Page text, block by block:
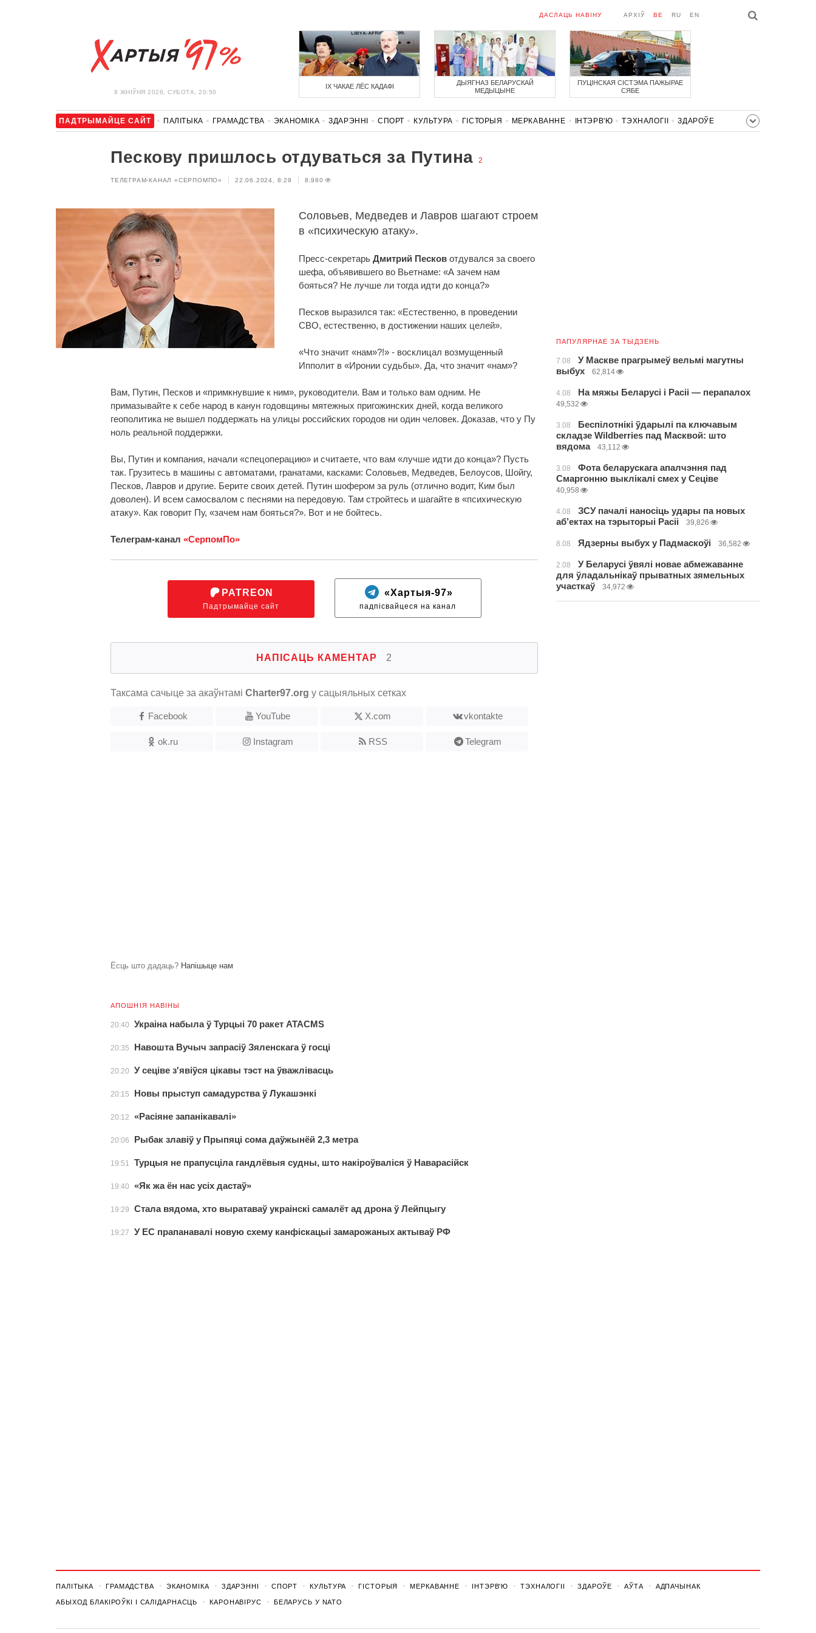
8 ЖНIЎНЯ 2026, СУБОТА, 20:50
ДАСЛАЦЬ НАВІНУ АРХІЎ BE RU EN
ІХ ЧАКАЕ ЛЁС КАДАФІ
ДЫЯГНАЗ БЕЛАРУСКАЙ
МЕДЫЦЫНЕ
ПУЦІНСКАЯ СІСТЭМА ПАЖЫРАЕ
СЯБЕ
ПАДТРЫМАЙЦЕ САЙТ ПАЛІТЫКА ГРАМАДСТВА ЭКАНОМІКА ЗДАРЭННI СПОРТ КУЛЬТУРА ГІСТОРЫЯ МЕРКАВАННЕ ІНТЭРВ'Ю ТЭХНАЛОГІІ
ЗДАРОЎЕ
Пескову пришлось отдуваться за Путина 2
ТЕЛЕГРАМ-КАНАЛ «СЕРПОМПО» 22.06.2024, 8:29 8,980
Соловьев, Медведев и Лавров шагают строем
в «психическую атаку».
Пресс-секретарь Дмитрий Песков отдувался за своего
шефа, объявившего во Вьетнаме: «А зачем нам
бояться? Не лучше ли тогда идти до конца?»
Песков выразился так: «Естественно, в проведении
СВО, естественно, в достижении наших целей».
«Что значит «нам»?!» - восклицал возмущенный
Ипполит в «Иронии судьбы». Да, что значит «нам»?
Вам, Путин, Песков и «примкнувшие к ним», руководители. Вам и только вам одним. Не
примазывайте к себе народ в канун годовщины мятежных пригожинских дней, когда великого
геополитика не вышел поддержать на улицы российских городов ни один человек. Доказав, что у Пу
ноль реальной поддержки.
Вы, Путин и компания, начали «спецоперацию» и считаете, что вам «лучше идти до конца»? Пусть
так. Грузитесь в машины с автоматами, гранатами, касками: Соловьев, Медведев, Белоусов, Шойгу,
Песков, Лавров и другие. Берите своих детей. Путин шофером за руль (отлично водит, Ким был
доволен). И всем самосвалом с песнями на передовую. Там стройтесь и шагайте в «психическую
атаку». Как говорит Пу, «зачем нам бояться?». Вот и не бойтесь.
Телеграм-канал «СерпомПо»
PATREON
Падтрымайце сайт
«Хартыя-97»
падпісвайцеся на канал
НАПІСАЦЬ КАМЕНТАР 2
Таксама сачыце за акаўнтамі Charter97.org у сацыяльных сетках
Facebook YouTube X.com vkontakte
ok.ru Instagram RSS Telegram
Ёсць што дадаць? Напішыце нам
АПОШНІЯ НАВІНЫ
20:40 Украіна набыла ў Турцыі 70 ракет ATACMS
20:35 Навошта Вучыч запрасіў Зяленскага ў госці
20:20 У сеціве з'явіўся цікавы тэст на ўважлівасць
20:15 Новы прыступ самадурства ў Лукашэнкі
20:12 «Расіяне запанікавалі»
20:06 Рыбак злавіў у Прыпяці сома даўжынёй 2,3 метра
19:51 Турцыя не прапусціла гандлёвыя судны, што накіроўваліся ў Наварасійск
19:40 «Як жа ён нас усіх дастаў»
19:29 Стала вядома, хто выратаваў украінскі самалёт ад дрона ў Лейпцыгу
19:27 У ЕС прапанавалі новую схему канфіскацыі замарожаных актываў РФ
ПАПУЛЯРНАЕ ЗА ТЫДЗЕНЬ
7.08
У Маскве прагрымеў вельмі магутны
выбух
62,814
4.08 На мяжы Беларусі і Расіі — перапалох
49,532
3.08
Беспілотнікі ўдарылі па ключавым
складзе Wildberries пад Масквой: што
вядома
43,112
3.08
Фота беларускага апалчэння пад
Смаргонню выклікалі смех у Сеціве
40,958
4.08
ЗСУ пачалі наносіць удары па новых
аб’ектах на тэрыторыі Расіі
39,826
8.08 Ядзерны выбух у Падмаскоўі 36,582
2.08
У Беларусі ўвялі новае абмежаванне
для ўладальнікаў прыватных зямельных
участкаў
34,972
ПАЛІТЫКА ГРАМАДСТВА ЭКАНОМІКА ЗДАРЭННI СПОРТ КУЛЬТУРА ГІСТОРЫЯ МЕРКАВАННЕ ІНТЭРВ'Ю ТЭХНАЛОГІІ ЗДАРОЎЕ АЎТА АДПАЧЫНАК
АБЫХОД БЛАКІРОЎКІ І САЛІДАРНАСЦЬ КАРОНАВІРУС БЕЛАРУСЬ У NATO